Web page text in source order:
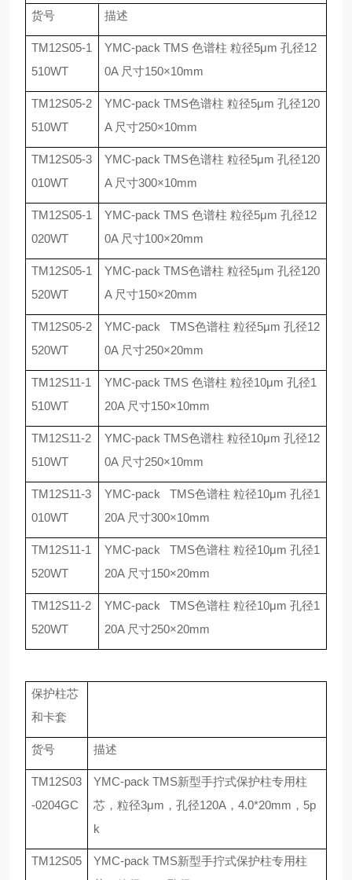
货号 描述
TM12S05-1
510WT
YMC-pack TMS 色谱柱 粒径5μm 孔径12
0A 尺寸150×10mm
TM12S05-2
510WT
YMC-pack TMS色谱柱 粒径5μm 孔径120
A 尺寸250×10mm
TM12S05-3
010WT
YMC-pack TMS色谱柱 粒径5μm 孔径120
A 尺寸300×10mm
TM12S05-1
020WT
YMC-pack TMS 色谱柱 粒径5μm 孔径12
0A 尺寸100×20mm
TM12S05-1
520WT
YMC-pack TMS色谱柱 粒径5μm 孔径120
A 尺寸150×20mm
TM12S05-2
520WT
YMC-pack TMS色谱柱 粒径5μm 孔径12
0A 尺寸250×20mm
TM12S11-1
510WT
YMC-pack TMS 色谱柱 粒径10μm 孔径1
20A 尺寸150×10mm
TM12S11-2
510WT
YMC-pack TMS色谱柱 粒径10μm 孔径12
0A 尺寸250×10mm
TM12S11-3
010WT
YMC-pack TMS色谱柱 粒径10μm 孔径1
20A 尺寸300×10mm
TM12S11-1
520WT
YMC-pack TMS色谱柱 粒径10μm 孔径1
20A 尺寸150×20mm
TM12S11-2
520WT
YMC-pack TMS色谱柱 粒径10μm 孔径1
20A 尺寸250×20mm
保护柱芯
和卡套
货号 描述
TM12S03
-0204GC
YMC-pack TMS新型手拧式保护柱专用柱
芯，粒径3μm ，孔径120A ， 4.0*20mm ， 5p
k
TM12S05
YMC-pack TMS新型手拧式保护柱专用柱